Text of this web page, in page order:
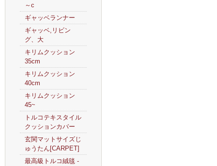
～c
ギャッベランナー
ギャッベ,リビン
グ、大
キリムクッション
35cm
キリムクッション
40cm
キリムクッション
45~
トルコテキスタイル
クッションカバー
玄関マットサイズじ
ゅうたん[CARPET]
最高級トルコ絨毯 -